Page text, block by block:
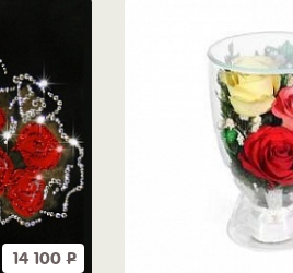
14 100Р